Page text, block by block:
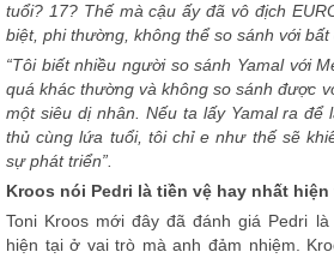
tuổi? 17? Thế mà cậu ấy đã vô địch
biệt, phi thường, không thể so sánh với bất
“Tôi biết nhiều người so sánh Yamal với
quá khác thường và không so sánh được
một siêu dị nhân. Nếu ta lấy Yamal ra để
thủ cùng lứa tuổi, tôi chỉ e như thế sẽ
sự phát triển”.
Kroos nói Pedri là tiền vệ hay nhất hiện
Toni Kroos mới đây đã đánh giá Pedri
hiện tại ở vai trò mà anh đảm nhiệm.